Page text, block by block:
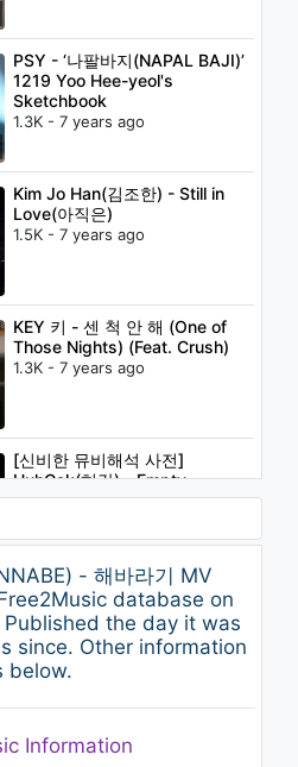
PSY - ‘나팔바지(NAPAL BAJI)’
1219 Yoo Hee-yeol's
Sketchbook
1.3K - 7 years ago
Kim Jo Han(김조한) - Still in
Love(아직은)
1.5K - 7 years ago
KEY 키 - 센 척 안 해 (One of
Those Nights) (Feat. Crush)
1.3K - 7 years ago
[신비한 뮤비해석 사전]
HuhGak(허각) - Empty
words(흔한 이별)
MAMAMOO(마마무) - Wind
flower
1K - 7 years ago
989 - 7 years ago
- 해바라기 MV
database on
Published the day it was
since. Other information
below.
Information